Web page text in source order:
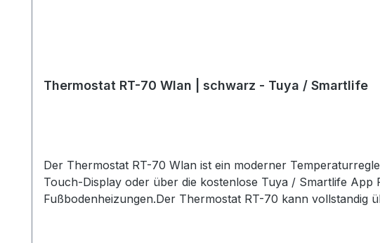
Thermostat RT-70 Wlan | schwarz - Tuya / Smartlife
Der Thermostat RT-70 Wlan ist ein moderner
Touch-Display oder über die kostenlose Tuya / Smartlife
Fußbodenheizungen.Der Thermostat RT-70 kann